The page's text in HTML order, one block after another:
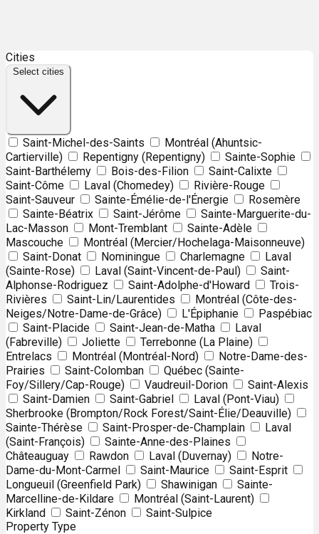
+
−
Cities
Select cities
Saint-Michel-des-Saints
Montréal (Ahuntsic-
Cartierville)
Repentigny (Repentigny)
Sainte-Sophie
Saint-Barthélemy
Bois-des-Filion
Saint-Calixte
Saint-Côme
Laval (Chomedey)
Rivière-Rouge
Saint-Sauveur
Sainte-Émélie-de-l'Énergie
Rosemère
Sainte-Béatrix
Saint-Jérôme
Sainte-Marguerite-du-
Lac-Masson
Mont-Tremblant
Sainte-Adèle
Mascouche
Montréal (Mercier/Hochelaga-Maisonneuve)
Saint-Donat
Nominingue Charlemagne
Laval
(Sainte-Rose)
Laval (Saint-Vincent-de-Paul)
Saint-
Alphonse-Rodriguez
Saint-Adolphe-d'Howard
Trois-
Rivières
Saint-Lin/Laurentides
Montréal (Côte-des-
Neiges/Notre-Dame-de-Grâce)
L'Épiphanie
Paspébiac
Saint-Placide
Saint-Jean-de-Matha
Laval
(Fabreville)
Joliette
Terrebonne (La Plaine)
Entrelacs
Montréal (Montréal-Nord)
Notre-Dame-des-
Prairies
Saint-Colomban
Québec (Sainte-
Foy/Sillery/Cap-Rouge)
Vaudreuil-Dorion
Saint-Alexis
Saint-Damien
Saint-Gabriel
Laval (Pont-Viau)
Sherbrooke (Brompton/Rock Forest/Saint-Élie/Deauville)
Sainte-Thérèse
Saint-Prosper-de-Champlain
Laval
(Saint-François)
Sainte-Anne-des-Plaines
Châteauguay
Rawdon Laval (Duvernay)
Notre-
Dame-du-Mont-Carmel
Saint-Maurice
Saint-Esprit
Longueuil (Greenfield Park)
Shawinigan
Sainte-
Marcelline-de-Kildare
Montréal (Saint-Laurent)
Kirkland
Saint-Zénon
Saint-Sulpice
Property Type